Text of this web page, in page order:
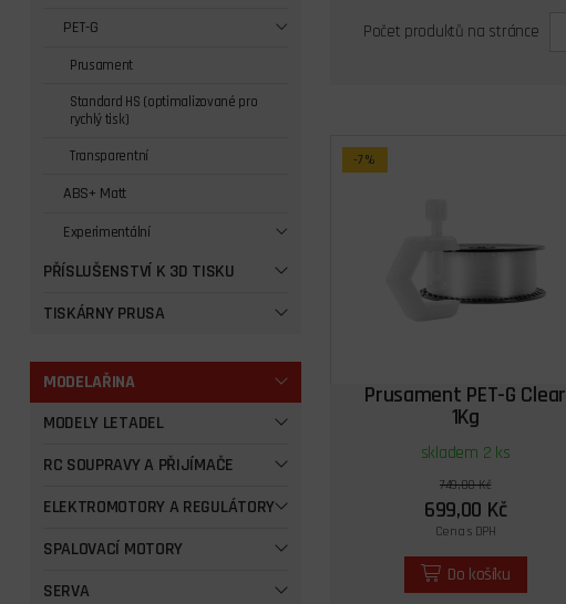
PET-G
Prusament
Standard HS (optimalizované pro
rychlý tisk)
Transparentní
ABS+ Matt
Experimentální
PŘÍSLUŠENSTVÍ K 3D TISKU
TISKÁRNY PRUSA
MODELAŘINA
MODELY LETADEL
RC SOUPRAVY A PŘIJÍMAČE
ELEKTROMOTORY A REGULÁTORY
SPALOVACÍ MOTORY
SERVA
Počet produktů na stránce
-7%
Prusament PET-G Clear
1Kg
skladem 2 ks
749,00 Kč
699,00 Kč
Cena s DPH
Do košíku